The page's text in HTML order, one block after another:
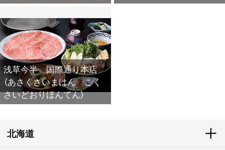
浅草今半 国際通り本店
（あさくさいまはん こく
さいどおりほんてん）
北海道